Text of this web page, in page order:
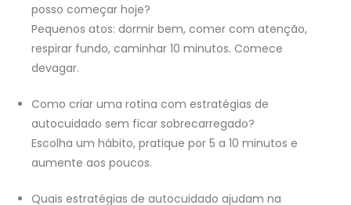
posso começar hoje?
Pequenos atos: dormir bem, comer com atenção,
respirar fundo, caminhar 10 minutos. Comece
devagar.
Como criar uma rotina com estratégias de
autocuidado sem ficar sobrecarregado?
Escolha um hábito, pratique por 5 a 10 minutos e
aumente aos poucos.
Quais estratégias de autocuidado ajudam na